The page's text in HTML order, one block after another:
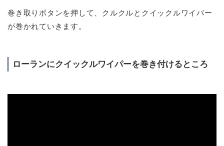
巻き取りボタンを押して、クルクルとクイックルワイパー
が巻かれていきます。
ローランにクイックルワイパーを巻き付けるところ